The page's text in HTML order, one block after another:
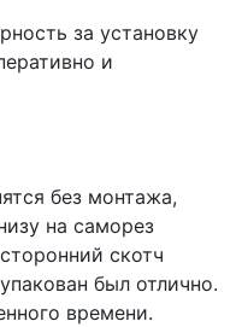
за установку
и
без монтажа,
на саморез
скотч
был отлично.
времени.